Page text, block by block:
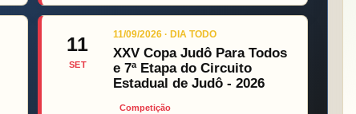
11
SET
11/09/2026 · DIA TODO
XXV Copa Judô Para Todos
e 7ª Etapa do Circuito
Estadual de Judô - 2026
Competição